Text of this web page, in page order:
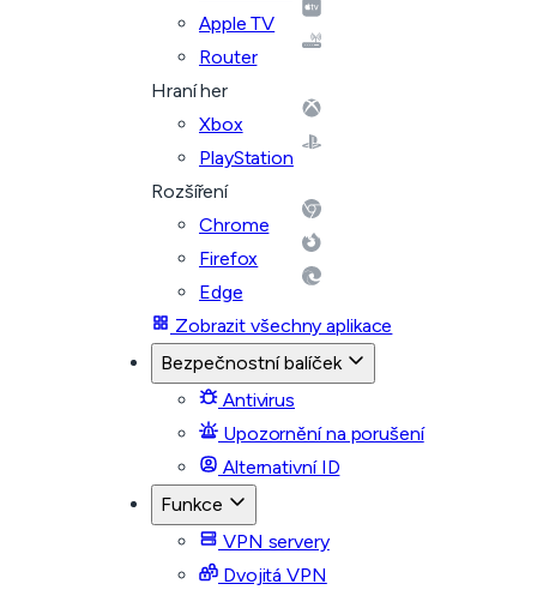
Apple TV
Router
Hraní her
Xbox
PlayStation
Rozšíření
Chrome
Firefox
Edge
Zobrazit všechny aplikace
Bezpečnostní balíček
Antivirus
Upozornění na porušení
Alternativní ID
Funkce
VPN servery
Dvojitá VPN